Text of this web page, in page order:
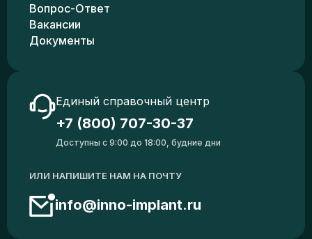
Вопрос-Ответ
Вакансии
Документы
Единый справочный центр
+7 (800) 707-30-37
Доступны с 9:00 до 18:00, будние дни
ИЛИ НАПИШИТЕ НАМ НА ПОЧТУ
info@inno-implant.ru